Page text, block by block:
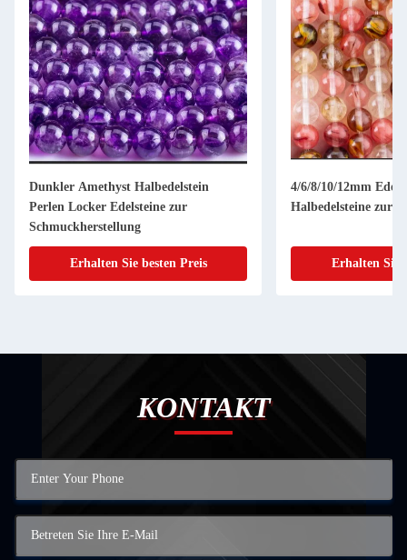
Dunkler Amethyst Halbedelstein
Perlen Locker Edelsteine zur
Schmuckherstellung
Erhalten Sie besten Preis
4/6/8/10/12mm
Halbedelsteine zur
Erhalten Sie
KONTAKT